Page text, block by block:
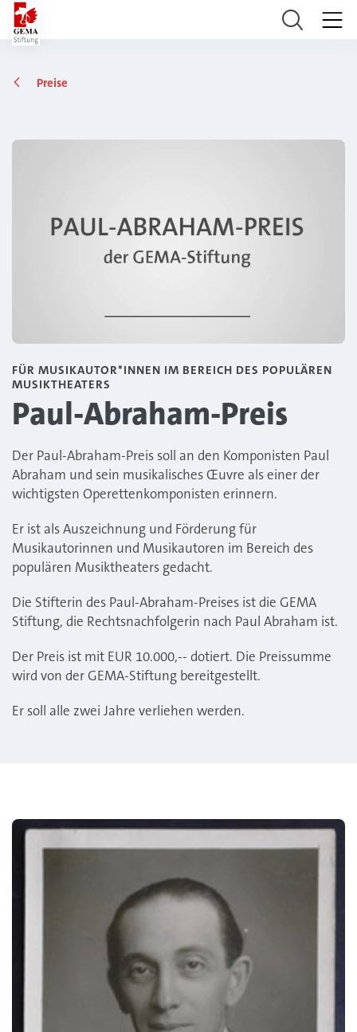
Preise
FÜR MUSIKAUTOR*INNEN IM BEREICH DES POPULÄREN
MUSIKTHEATERS
Paul-Abraham-Preis
Der Paul-Abraham-Preis soll an den Komponisten Paul
Abraham und sein musikalisches Œuvre als einer der
wichtigsten Operettenkomponisten erinnern.
Er ist als Auszeichnung und Förderung für
Musikautorinnen und Musikautoren im Bereich des
populären Musiktheaters gedacht.
Die Stifterin des Paul-Abraham-Preises ist die GEMA
Stiftung, die Rechtsnachfolgerin nach Paul Abraham ist.
Der Preis ist mit EUR 10.000,-- dotiert. Die Preissumme
wird von der GEMA-Stiftung bereitgestellt.
Er soll alle zwei Jahre verliehen werden.